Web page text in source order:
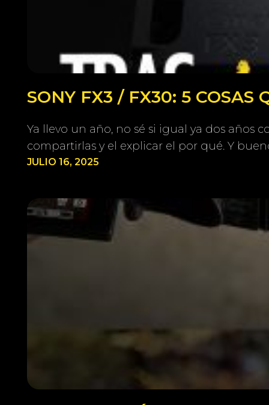
SONY FX3 / FX30: 5 COSAS
Ya llevo un año, no sé si igual ya dos años
compartirlas y el explicar el por qué. Y
JULIO 16, 2025